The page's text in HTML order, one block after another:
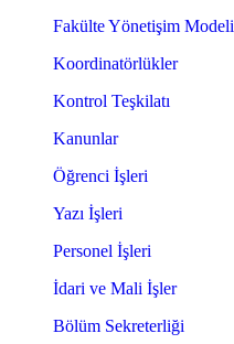
Fakülte Yönetişim Modeli
Koordinatörlükler
Kontrol Teşkilatı
Kanunlar
Öğrenci İşleri
Yazı İşleri
Personel İşleri
İdari ve Mali İşler
Bölüm Sekreterliği